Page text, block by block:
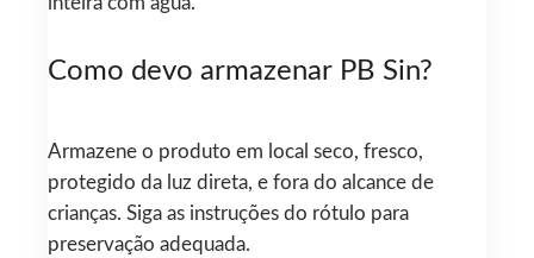
Como devo armazenar PB Sin?
Armazene o produto em local seco, fresco,
protegido da luz direta, e fora do alcance de
crianças. Siga as instruções do rótulo para
preservação adequada.